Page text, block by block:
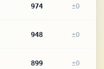
974 ±0
948 ±0
899 ±0